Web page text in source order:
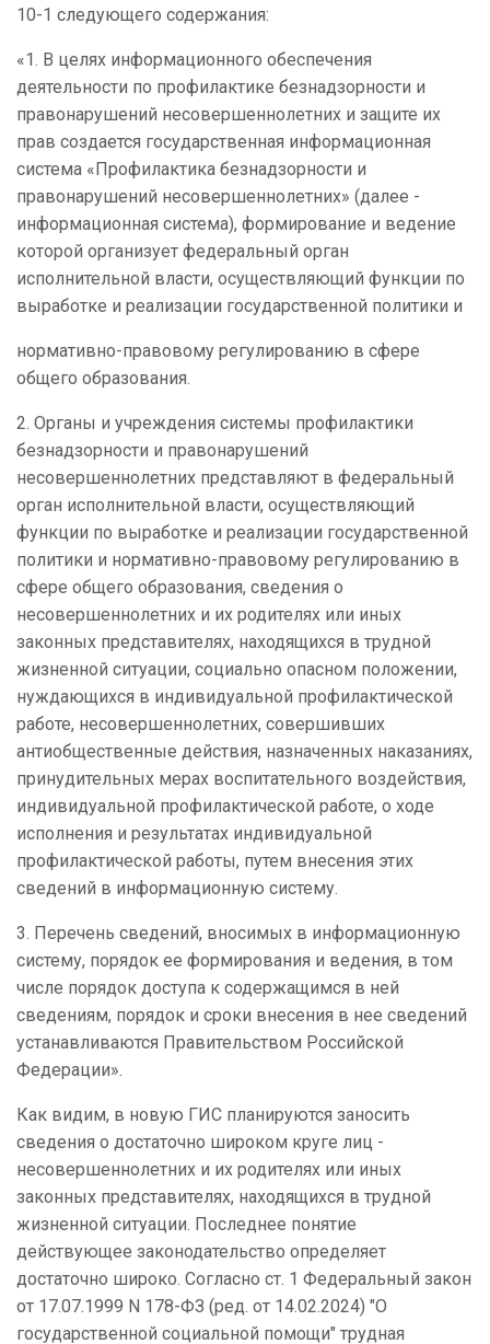
10-1 следующего содержания:
«1. В целях информационного обеспечения
деятельности по профилактике безнадзорности и
правонарушений несовершеннолетних и защите их
прав создается государственная информационная
система «Профилактика безнадзорности и
правонарушений несовершеннолетних» (далее -
информационная система), формирование и ведение
которой организует федеральный орган
исполнительной власти, осуществляющий функции по
выработке и реализации государственной политики и
нормативно-правовому регулированию в сфере
общего образования.
2. Органы и учреждения системы профилактики
безнадзорности и правонарушений
несовершеннолетних представляют в федеральный
орган исполнительной власти, осуществляющий
функции по выработке и реализации государственной
политики и нормативно-правовому регулированию в
сфере общего образования, сведения о
несовершеннолетних и их родителях или иных
законных представителях, находящихся в трудной
жизненной ситуации, социально опасном положении,
нуждающихся в индивидуальной профилактической
работе, несовершеннолетних, совершивших
антиобщественные действия, назначенных наказаниях,
принудительных мерах воспитательного воздействия,
индивидуальной профилактической работе, о ходе
исполнения и результатах индивидуальной
профилактической работы, путем внесения этих
сведений в информационную систему.
3. Перечень сведений, вносимых в информационную
систему, порядок ее формирования и ведения, в том
числе порядок доступа к содержащимся в ней
сведениям, порядок и сроки внесения в нее сведений
устанавливаются Правительством Российской
Федерации».
Как видим, в новую ГИС планируются заносить
сведения о достаточно широком круге лиц -
несовершеннолетних и их родителях или иных
законных представителях, находящихся в трудной
жизненной ситуации. Последнее понятие
действующее законодательство определяет
достаточно широко. Согласно ст. 1 Федеральный закон
от 17.07.1999 N 178-ФЗ (ред. от 14.02.2024) "О
государственной социальной помощи" трудная